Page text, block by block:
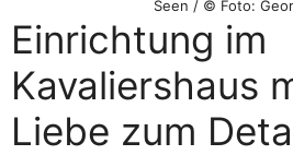
Seen / © Foto:
Einrichtung im
Kavaliershaus
Liebe zum